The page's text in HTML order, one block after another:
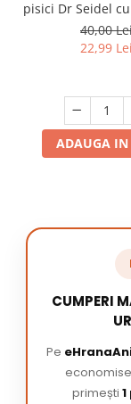
pisici Dr Seidel cu
220 ml
40,00
22,99 Lei
ADAUGA IN
CUMPERI
Pe
primești